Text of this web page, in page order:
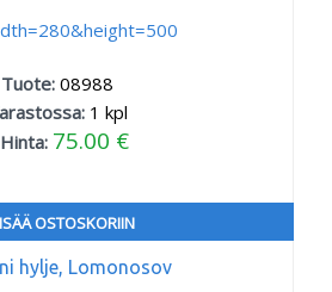
Tuote:08988
1 kpl
Hinta: 75.00 €
OSTOSKORIIN
hylje, Lomonosov